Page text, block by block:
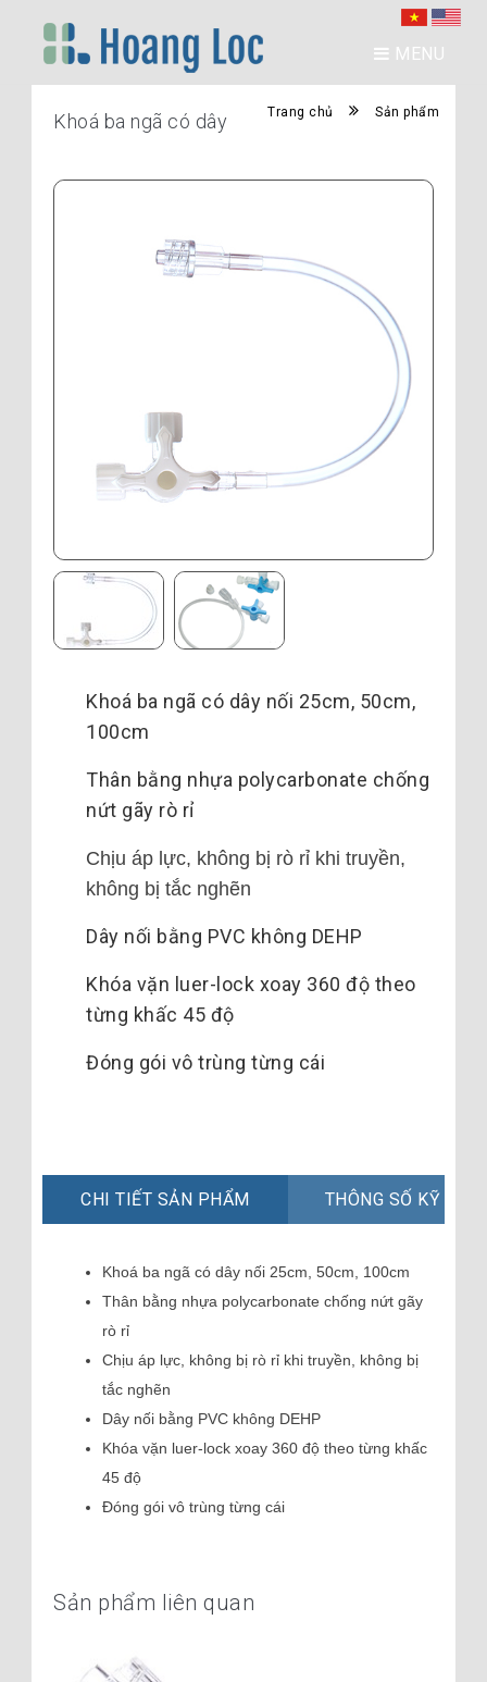
MENU
Trang chủ Sản phẩm
Khoá ba ngã có dây
Khoá ba ngã có dây nối 25cm, 50cm,
100cm
Thân bằng nhựa polycarbonate chống
nứt gãy rò rỉ
Chịu áp lực, không bị rò rỉ khi truyền,
không bị tắc nghẽn
Dây nối bằng PVC không DEHP
Khóa vặn luer-lock xoay 360 độ theo
từng khấc 45 độ
Đóng gói vô trùng từng cái
CHI TIẾT SẢN PHẨM THÔNG SỐ KỸ
Khoá ba ngã có dây nối 25cm, 50cm, 100cm
Thân bằng nhựa polycarbonate chống nứt gãy
rò rỉ
Chịu áp lực, không bị rò rỉ khi truyền, không bị
tắc nghẽn
Dây nối bằng PVC không DEHP
Khóa vặn luer-lock xoay 360 độ theo từng khấc
45 độ
Đóng gói vô trùng từng cái
Sản phẩm liên quan